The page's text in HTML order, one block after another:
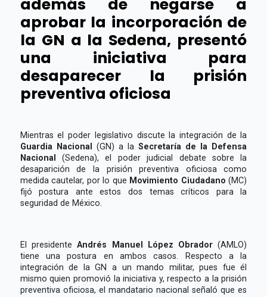
además de negarse a
aprobar la incorporación de
la GN a la Sedena, presentó
una iniciativa para
desaparecer la prisión
preventiva oficiosa
Mientras el poder legislativo discute la integración de la
Guardia Nacional
(GN) a laSecretaría de la Defensa
Nacional
(Sedena), el poder judicial debate sobre la
desaparición de la prisión preventiva oficiosa como
medida cautelar, por lo que Movimiento Ciudadano(MC)
fijó postura ante estos dos temas críticos para la
seguridad de México.
El presidenteAndrés Manuel López Obrador (AMLO)
tiene una postura en ambos casos. Respecto a la
integración de la GN a un mando militar, pues fue él
mismo quien promovió la iniciativa y, respecto a la prisión
preventiva oficiosa, el mandatario nacional señaló que es